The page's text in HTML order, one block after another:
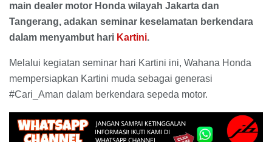
main dealer motor Honda wilayah Jakarta dan
Tangerang, adakan seminar keselamatan berkendara
dalam menyambut hari Kartini.
Melalui kegiatan seminar hari Kartini ini, Wahana Honda
mempersiapkan Kartini muda sebagai generasi
#Cari_Aman dalam berkendara sepeda motor.